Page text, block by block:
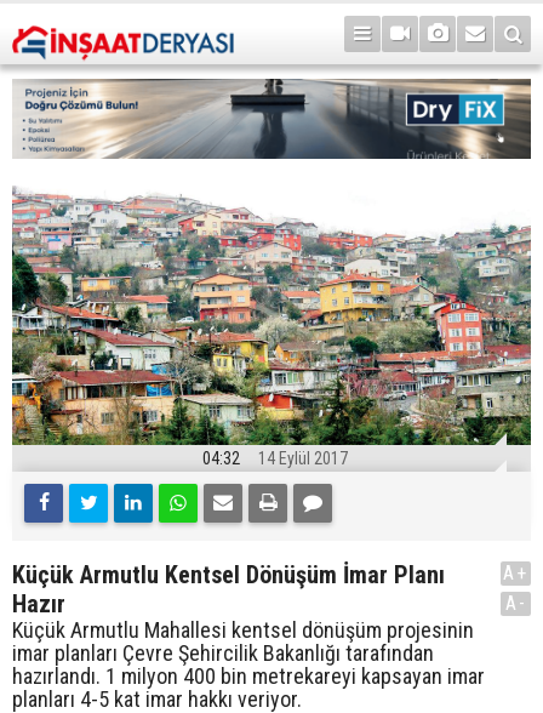
04:32 14 Eylül 2017
Küçük Armutlu Kentsel Dönüşüm İmar Planı
Hazır
Küçük Armutlu Mahallesi kentsel dönüşüm projesinin
imar planları Çevre Şehircilik Bakanlığı tarafından
hazırlandı. 1 milyon 400 bin metrekareyi kapsayan imar
planları 4-5 kat imar hakkı veriyor.
A+
A-